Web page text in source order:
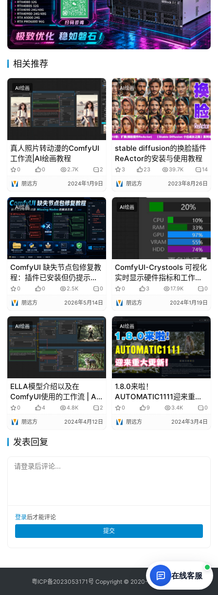
相关推荐
AI绘画
真人照片转动漫的ComfyUI
工作流|AI绘画教程
0 0 2.7K 2
朋远方 2024年1月9日
AI绘画
stable diffusion的换脸插件
ReActor的安装与使用教程
3 23 39.7K 14
朋远方 2023年8月26日
AI绘画
ComfyUI 缺失节点包修复教
程：插件已安装但仍提示
Missing Nodes、红色节
点、UNKNOWN 的解决方法
0 0 2.5K 0
朋远方 2026年5月14日
AI绘画
ComfyUI-Crystools 可视化
实时显示硬件指标和工作进
度的ComfyUI节点
0 3 17.9K 0
朋远方 2024年1月19日
AI绘画
ELLA模型介绍以及在
ComfyUI使用的工作流 | AI
绘画教程
0 4 4.8K 2
朋远方 2024年4月12日
AI绘画
1.8.0来啦！
AUTOMATIC1111迎来重大
更新！
0 9 3.4K 0
朋远方 2024年3月4日
发表回复
请登录后评论...
登录后才能评论
提交
粤ICP备2023053171号 Copyright © 2020-2026 草凡博客
在线客服